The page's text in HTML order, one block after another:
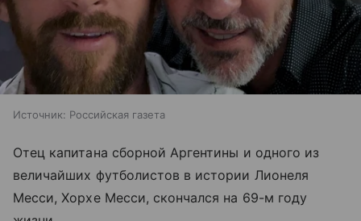
Источник: Российская газета
Отец капитана сборной Аргентины и одного из
величайших футболистов в истории Лионеля
Месси, Хорхе Месси, скончался на 69-м году